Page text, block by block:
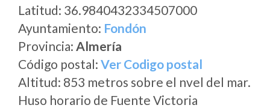
Latitud: 36.9840432334507000
Ayuntamiento: Fondón
Provincia: Almería
Código postal: Ver Codigo postal
Altitud: 853 metros sobre el nvel del mar.
Huso horario de Fuente Victoria